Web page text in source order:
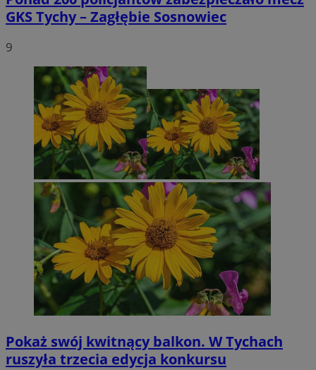
GKS Tychy – Zagłębie Sosnowiec
9
Pokaż swój kwitnący balkon. W Tychach
ruszyła trzecia edycja konkursu